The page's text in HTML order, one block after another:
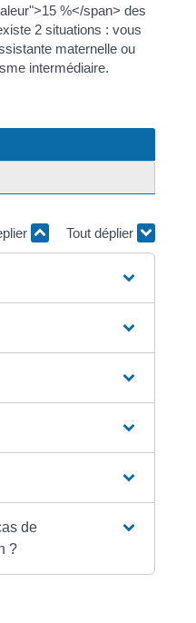
%</span> des
2 situations : vous
maternelle ou
intermédiaire.
Tout déplier
de
?